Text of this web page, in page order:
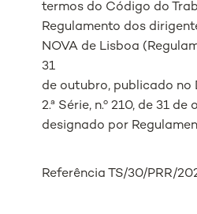
termos do Código do
Regulamento dos
NOVA de Lisboa
31
de outubro, publicado no
2.ª Série, n.º 210, de 31
designado por
Referência TS/30/PRR/